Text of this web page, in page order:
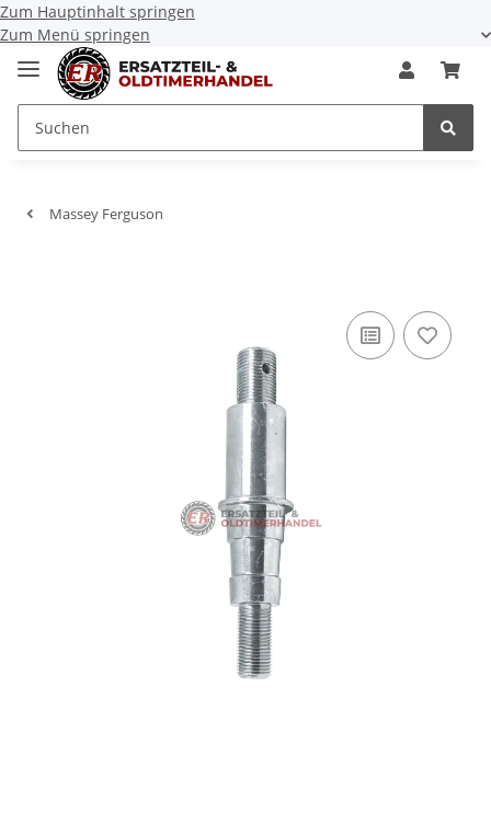
Zum Hauptinhalt springen
Zum Menü springen
Massey Ferguson